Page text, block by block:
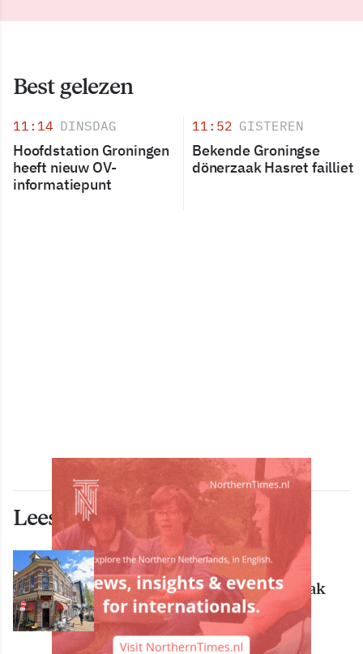
Best gelezen
11:14 DINSDAG
Hoofdstation Groningen
heeft nieuw OV-
informatiepunt
11:52 GISTEREN
Bekende Groningse
dönerzaak Hasret failliet
Lees ook deze artikelen
ECONOMIE
Bekende Groningse dönerzaak
Hasret failliet